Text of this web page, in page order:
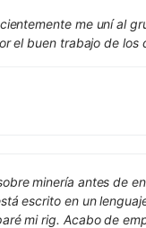
me uní al
el buen trabajo de los
minería antes de
escrito en un
mi rig. Acabo de